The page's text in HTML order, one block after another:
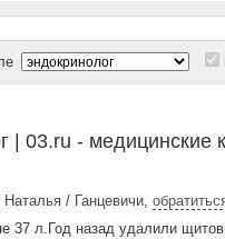
| 03.ru - медицинские
/ Ганцевичи,
37 л.Год назад удалили